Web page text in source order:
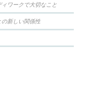
ワークで大切なこと
の新しい関係性